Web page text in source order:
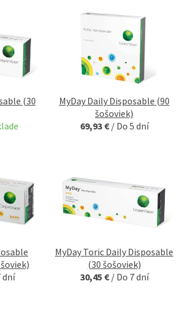
(30
MyDay Daily Disposable (90
šošoviek)
69,93 € / Do 5 dní
dní
MyDay Toric Daily Disposable
(30 šošoviek)
30,45 € / Do 7 dní